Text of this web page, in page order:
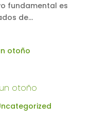
fundamental es
de...
otoño